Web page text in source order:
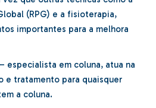
(RPG) e a fisioterapia,
importantes para a melhora
especialista em coluna, atua na
e tratamento para quaisquer
a coluna.